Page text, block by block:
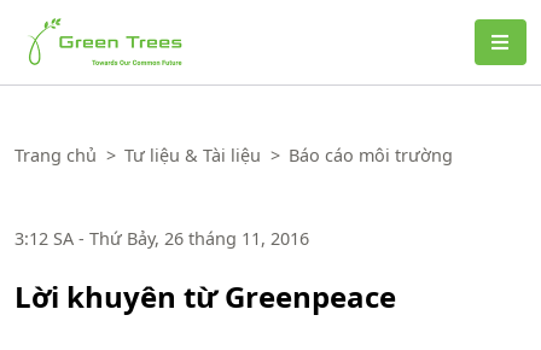
Green Trees
Trang chủ > Tư liệu & Tài liệu > Báo cáo môi trường
3:12 SA - Thứ Bảy, 26 tháng 11, 2016
Lời khuyên từ Greenpeace